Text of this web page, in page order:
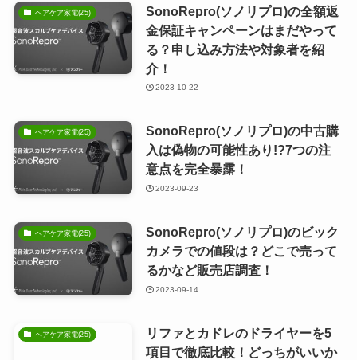
ヘアケア家電(25)
SonoRepro(ソノリプロ)の全額返
金保証キャンペーンはまだやって
る？申し込み方法や対象者を紹
介！
2023-10-22
ヘアケア家電(25)
SonoRepro(ソノリプロ)の中古購
入は偽物の可能性あり!?7つの注
意点を完全暴露！
2023-09-23
ヘアケア家電(25)
SonoRepro(ソノリプロ)のビック
カメラでの値段は？どこで売って
るかなど販売店調査！
2023-09-14
ヘアケア家電(25)
リファとカドレのドライヤーを5
項目で徹底比較！どっちがいいか